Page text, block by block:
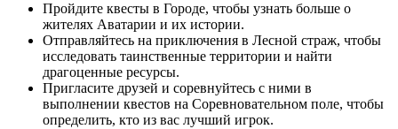
Пройдите квесты в Городе, чтобы узнать больше о
жителях Аватарии и их истории.
Отправляйтесь на приключения в Лесной страж, чтобы
исследовать таинственные территории и найти
драгоценные ресурсы.
Пригласите друзей и соревнуйтесь с ними в
выполнении квестов на Соревновательном поле, чтобы
определить, кто из вас лучший игрок.